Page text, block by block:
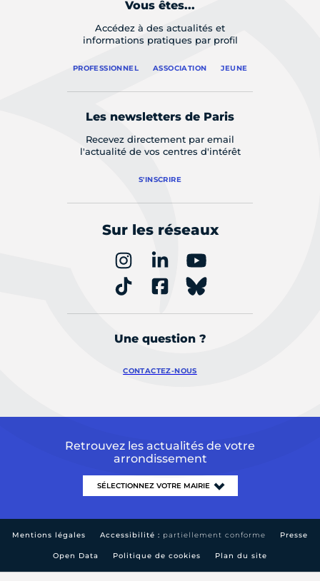
Vous êtes...
Accédez à des actualités et
informations pratiques par profil
PROFESSIONNEL ASSOCIATION JEUNE
Les newsletters de Paris
Recevez directement par email
l'actualité de vos centres d'intérêt
S'INSCRIRE
Sur les réseaux
Une question ?
CONTACTEZ-NOUS
Retrouvez les actualités de votre
arrondissement
Mentions légales Accessibilité : partiellement conforme Presse
Open Data Politique de cookies Plan du site